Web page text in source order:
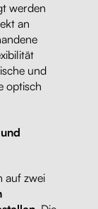
werden
an
und
optisch
auf zwei